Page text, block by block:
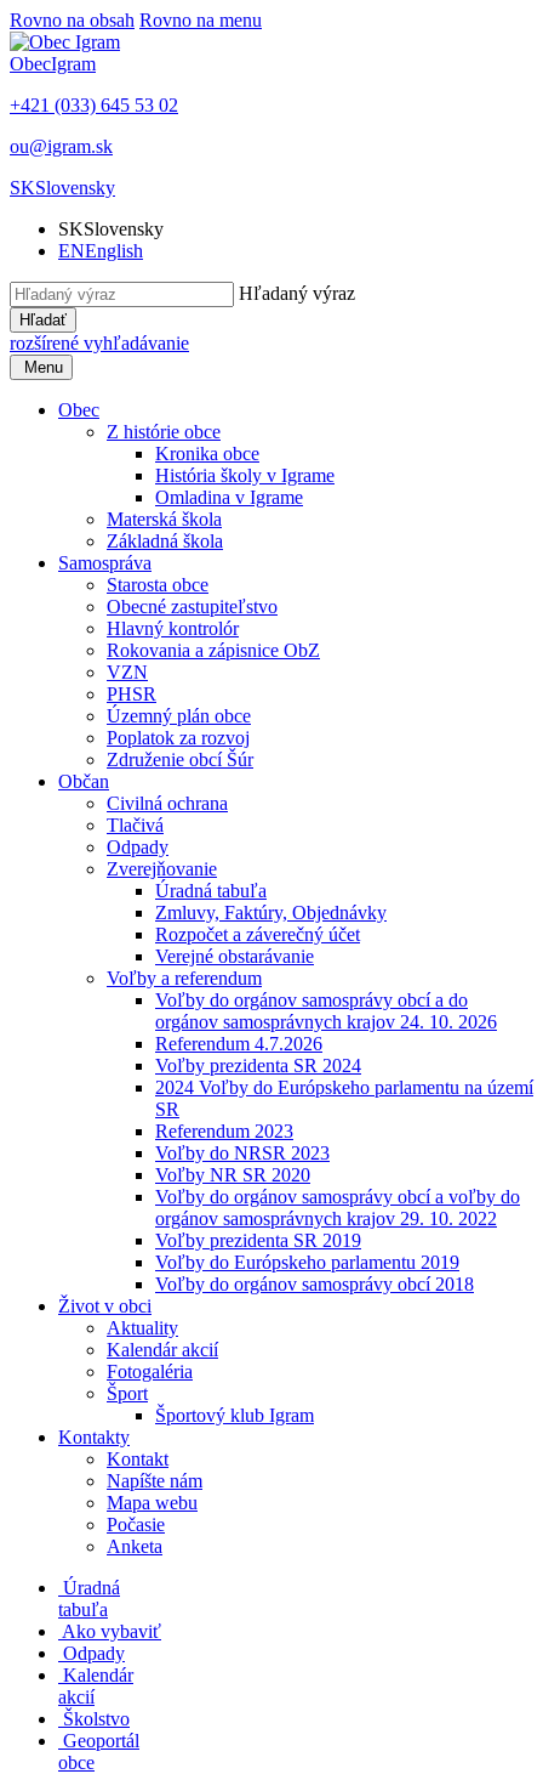
Rovno na obsah Rovno na menu
ObecIgram
+421 (033) 645 53 02
ou@igram.sk
SKSlovensky
SKSlovensky
ENEnglish
Hľadaný výraz
Hľadať
rozšírené vyhľadávanie
Menu
Obec
Z histórie obce
Kronika obce
História školy v Igrame
Omladina v Igrame
Materská škola
Základná škola
Samospráva
Starosta obce
Obecné zastupiteľstvo
Hlavný kontrolór
Rokovania a zápisnice ObZ
VZN
PHSR
Územný plán obce
Poplatok za rozvoj
Združenie obcí Šúr
Občan
Civilná ochrana
Tlačivá
Odpady
Zverejňovanie
Úradná tabuľa
Zmluvy, Faktúry, Objednávky
Rozpočet a záverečný účet
Verejné obstarávanie
Voľby a referendum
Voľby do orgánov samosprávy obcí a do
orgánov samosprávnych krajov 24. 10. 2026
Referendum 4.7.2026
Voľby prezidenta SR 2024
2024 Voľby do Európskeho parlamentu na území
SR
Referendum 2023
Voľby do NRSR 2023
Voľby NR SR 2020
Voľby do orgánov samosprávy obcí a voľby do
orgánov samosprávnych krajov 29. 10. 2022
Voľby prezidenta SR 2019
Voľby do Európskeho parlamentu 2019
Voľby do orgánov samosprávy obcí 2018
Život v obci
Aktuality
Kalendár akcií
Fotogaléria
Šport
Športový klub Igram
Kontakty
Kontakt
Napíšte nám
Mapa webu
Počasie
Anketa
Úradná
tabuľa
Ako vybaviť
Odpady
Kalendár
akcií
Školstvo
Geoportál
obce